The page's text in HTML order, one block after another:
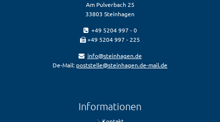
Am Pulverbach 25
33803 Steinhagen
+49 5204 997 - 0
+49 5204 997 - 225
info@steinhagen.de
De-Mail: poststelle@steinhagen.de-mail.de
Informationen